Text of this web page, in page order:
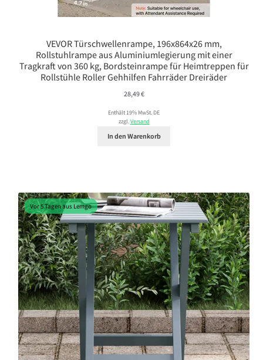
VEVOR Türschwellenrampe, 196x864x26 mm,
Rollstuhlrampe aus Aluminiumlegierung mit einer
Tragkraft von 360 kg, Bordsteinrampe für Heimtreppen für
Rollstühle Roller Gehhilfen Fahrräder Dreiräder
28,49€
Enthält 19% MwSt. DE
zzgl.Versand
In den Warenkorb
Vor 5 Tagen aus Lemgo